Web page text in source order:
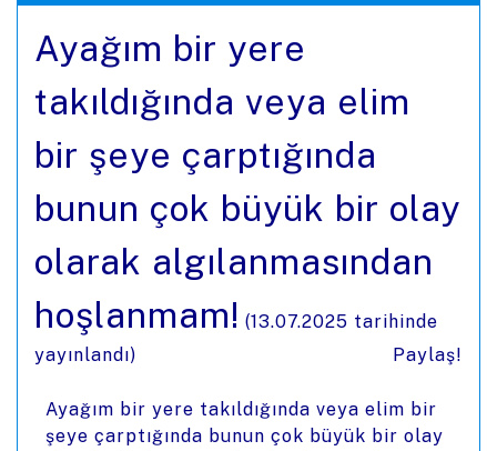
Ayağım bir yere
takıldığında veya elim
bir şeye çarptığında
bunun çok büyük bir olay
olarak algılanmasından
hoşlanmam! (13.07.2025 tarihinde
yayınlandı)
Paylaş!
Ayağım bir yere takıldığında veya elim bir
şeye çarptığında bunun çok büyük bir olay